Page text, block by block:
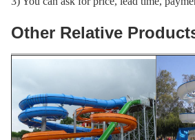
Other Relative